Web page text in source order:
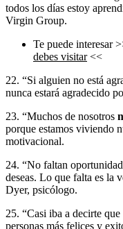
todos los días estoy
Virgin Group.
Te puede interesar
debes visitar<<
22. “Si alguien no está
nunca estará agradecido
23. “Muchos de nosotros
porque estamos viviendo
motivacional.
24. “No faltan
deseas. Lo que falta es la
Dyer, psicólogo.
25. “Casi iba a decirte
personas más felices y